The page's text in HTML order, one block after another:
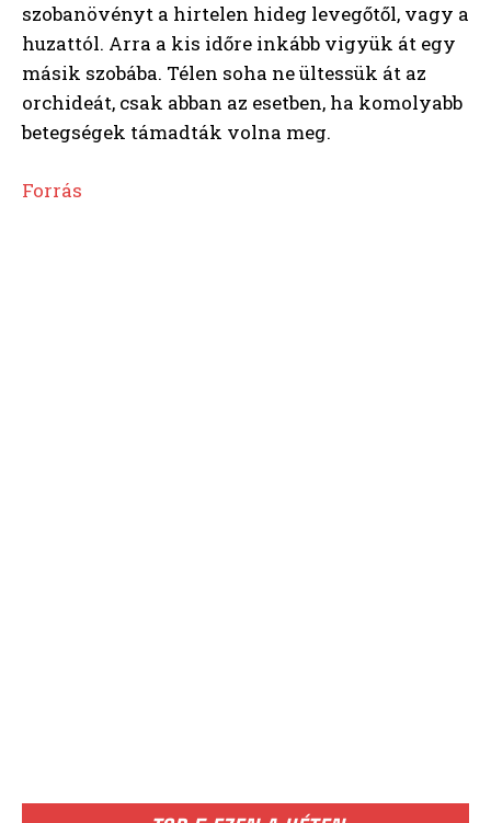
szobanövényt a hirtelen hideg levegőtől, vagy a
huzattól. Arra a kis időre inkább vigyük át egy
másik szobába. Télen soha ne ültessük át az
orchideát, csak abban az esetben, ha komolyabb
betegségek támadták volna meg.
Forrás